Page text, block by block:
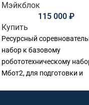
Мэйкблок
115 000 ₽
Купить
Ресурсный
набор к базовому
робототехническому
Мбот2, для подготовки и